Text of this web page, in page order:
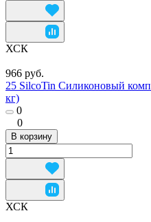
ХСК
966 руб.
25 SilcoTin Силиконовый
кг)
0
0
В корзину
ХСК